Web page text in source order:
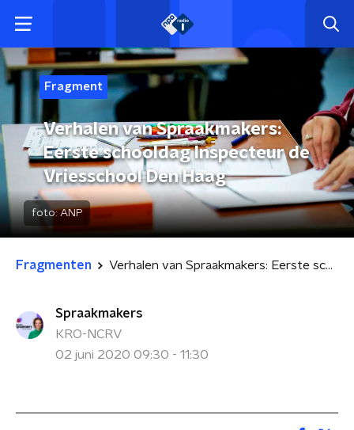
Fragment
Verhalen van Spraakmakers:
Eerste schooldag Inspecteur de
Vriesschool Den Haag
foto:ANP
Fragmenten Verhalen van Spraakmakers: Eerste schooldag Inspecteur de Vriesschool Den Haag
Spraakmakers
KRO-NCRV
02 juni 2020 09:30 - 11:30